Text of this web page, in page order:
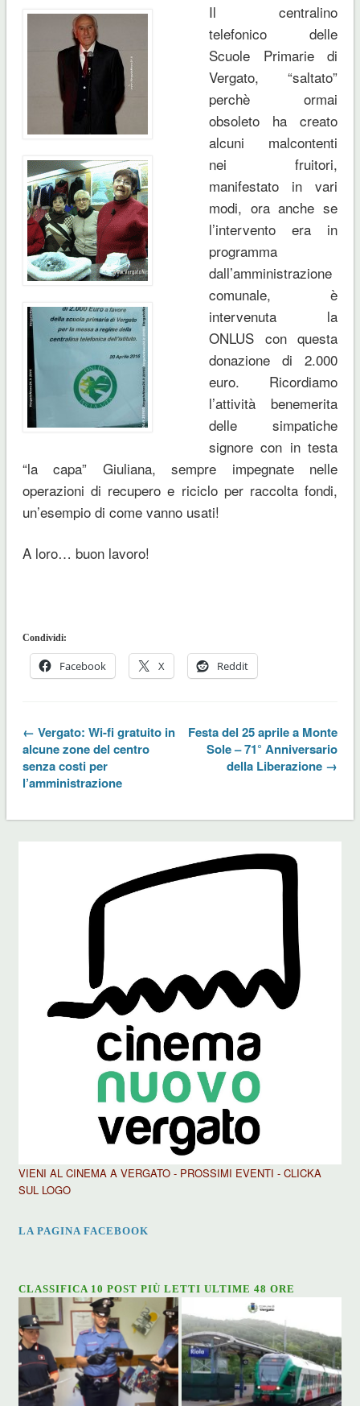
Il centralino
telefonico delle
Scuole Primarie di
Vergato, “saltato”
perchè ormai
obsoleto ha creato
alcuni malcontenti
nei fruitori,
manifestato in vari
modi, ora anche se
l’intervento era in
programma
dall’amministrazione
comunale, è
intervenuta la
ONLUS con questa
donazione di 2.000
euro. Ricordiamo
l’attività benemerita
delle simpatiche
signore con in testa
“la capa” Giuliana, sempre impegnate nelle
operazioni di recupero e riciclo per raccolta fondi,
un’esempio di come vanno usati!
A loro… buon lavoro!
Condividi:
Facebook X Reddit
← Vergato: Wi-fi gratuito in
alcune zone del centro
senza costi per
l’amministrazione
Festa del 25 aprile a Monte
Sole – 71° Anniversario
della Liberazione →
VIENI AL CINEMA A VERGATO - PROSSIMI EVENTI - CLICKA
SUL LOGO
LA PAGINA FACEBOOK
CLASSIFICA 10 POST PIÙ LETTI ULTIME 48 ORE